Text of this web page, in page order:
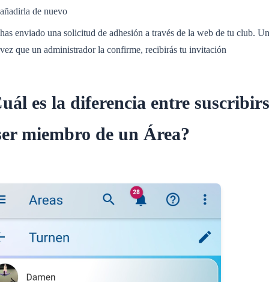
añadirla de nuevo
has enviado una solicitud de adhesión a través de la web de tu club.
vez que un administrador la confirme, recibirás tu invitación
es la diferencia entre
miembro de un Área?